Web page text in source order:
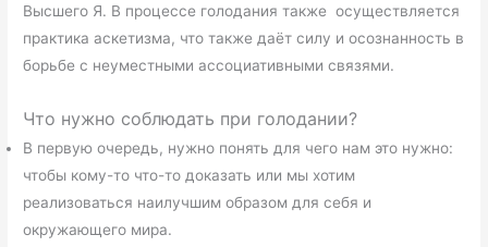
Высшего Я. В процессе голодания также осуществляется
практика аскетизма, что также даёт силу и осознанность в
борьбе с неуместными ассоциативными связями.
Что нужно соблюдать при голодании?
В первую очередь, нужно понять для чего нам это нужно:
чтобы кому-то что-то доказать или мы хотим
реализоваться наилучшим образом для себя и
окружающего мира.